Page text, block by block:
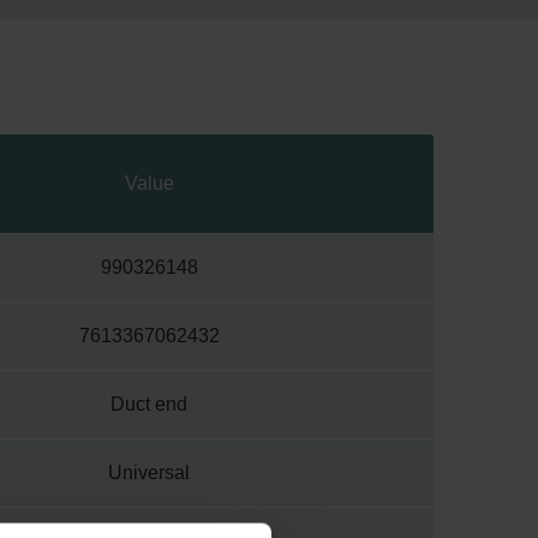
Value
990326148
7613367062432
Duct end
Universal